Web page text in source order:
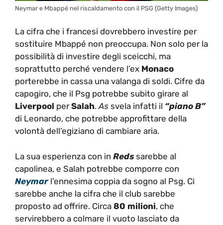
Neymar e Mbappé nel riscaldamento con il PSG (Getty Images)
La cifra che i francesi dovrebbero investire per
sostituire Mbappé non preoccupa. Non solo per la
possibilità di investire degli sceicchi, ma
soprattutto perché vendere l’ex Monaco
porterebbe in cassa una valanga di soldi. Cifre da
capogiro, che il Psg potrebbe subito girare al
Liverpool perSalah.As svela infatti il “piano B”
di Leonardo, che potrebbe approfittare della
volontà dell’egiziano di cambiare aria.
La sua esperienza con in Reds sarebbe al
capolinea, e Salah potrebbe comporre con
Neymar l’ennesima coppia da sogno al Psg. Ci
sarebbe anche la cifra che il club sarebbe
proposto ad offrire. Circa 80 milioni, che
servirebbero a colmare il vuoto lasciato da